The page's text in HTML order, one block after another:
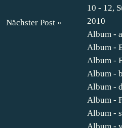
Nächster Post »
10 - 12,
2010
Album -
Album -
Album -
Album -
Album -
Album -
Album -